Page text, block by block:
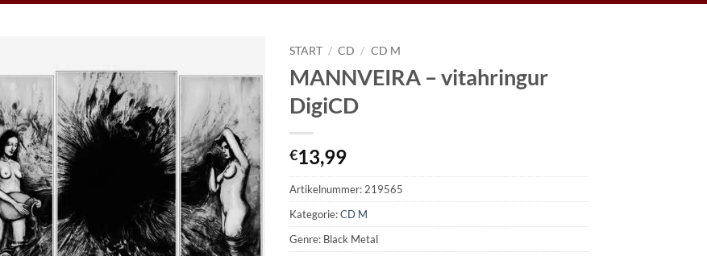
START / CD / CD M
MANNVEIRA – vitahringur
DigiCD
€13,99
Artikelnummer: 219565
Kategorie:CD M
Genre: Black Metal